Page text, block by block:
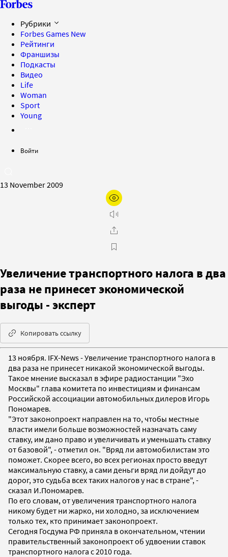
Рубрики
Forbes Games New
Рейтинги
Франшизы
Подкасты
Видео
Life
Woman
Sport
Young
Войти
13 November 2009
Увеличение транспортного налога в два
раза не принесет экономической
выгоды - эксперт
Копировать ссылку
13 ноября. IFX-News - Увеличение транспортного налога в
два раза не принесет никакой экономической выгоды.
Такое мнение высказал в эфире радиостанции "Эхо
Москвы" глава комитета по инвестициям и финансам
Российской ассоциации автомобильных дилеров Игорь
Пономарев.
"Этот законопроект направлен на то, чтобы местные
власти имели больше возможностей назначать саму
ставку, им дано право и увеличивать и уменьшать ставку
от базовой", - отметил он. "Вряд ли автомобилистам это
поможет. Скорее всего, во всех регионах просто введут
максимальную ставку, а сами деньги вряд ли дойдут до
дорог, это судьба всех таких налогов у нас в стране", -
сказал И.Пономарев.
По его словам, от увеличения транспортного налога
никому будет ни жарко, ни холодно, за исключением
только тех, кто принимает законопроект.
Сегодня Госдума РФ приняла в окончательном, чтении
правительственный законопроект об удвоении ставок
транспортного налога с 2010 года.